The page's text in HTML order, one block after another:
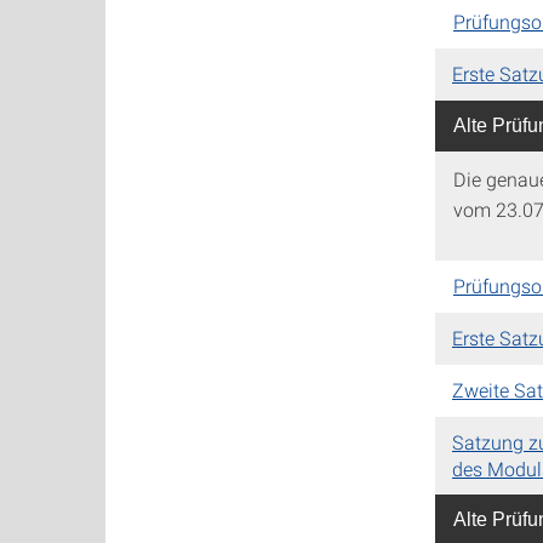
Erste
Alte
Die
vom
Erste
Zweite
Satzung
des
Alte